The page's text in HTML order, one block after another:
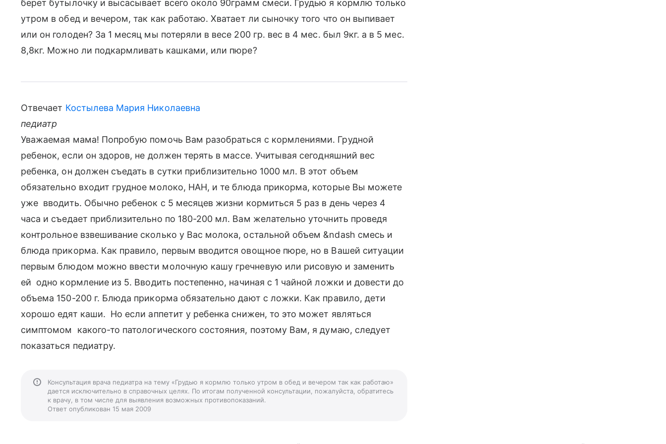
берет бутылочку и высасывает всего около 90грамм смеси. Грудью я кормлю только
утром в обед и вечером, так как работаю. Хватает ли сыночку того что он выпивает
или он голоден? За 1 месяц мы потеряли в весе 200 гр. вес в 4 мес. был 9кг. а в 5 мес.
8,8кг. Можно ли подкармливать кашками, или пюре?
Отвечает Костылева Мария Николаевна
педиатр
Уважаемая мама! Попробую помочь Вам разобраться с кормлениями. Грудной
ребенок, если он здоров, не должен терять в массе. Учитывая сегодняшний вес
ребенка, он должен съедать в сутки приблизительно 1000 мл. В этот объем
обязательно входит грудное молоко, НАН, и те блюда прикорма, которые Вы можете
уже вводить. Обычно ребенок с 5 месяцев жизни кормиться 5 раз в день через 4
часа и съедает приблизительно по 180-200 мл. Вам желательно уточнить проведя
контрольное взвешивание сколько у Вас молока, остальной объем &ndash смесь и
блюда прикорма. Как правило, первым вводится овощное пюре, но в Вашей ситуации
первым блюдом можно ввести молочную кашу гречневую или рисовую и заменить
ей одно кормление из 5. Вводить постепенно, начиная с 1 чайной ложки и довести до
объема 150-200 г. Блюда прикорма обязательно дают с ложки. Как правило, дети
хорошо едят каши. Но если аппетит у ребенка снижен, то это может являться
симптомом какого-то патологического состояния, поэтому Вам, я думаю, следует
показаться педиатру.
Консультация врача педиатра на тему «Грудью я кормлю только утром в обед и вечером так как работаю»
дается исключительно в справочных целях. По итогам полученной консультации, пожалуйста, обратитесь
к врачу, в том числе для выявления возможных противопоказаний.
Ответ опубликован 15 мая 2009